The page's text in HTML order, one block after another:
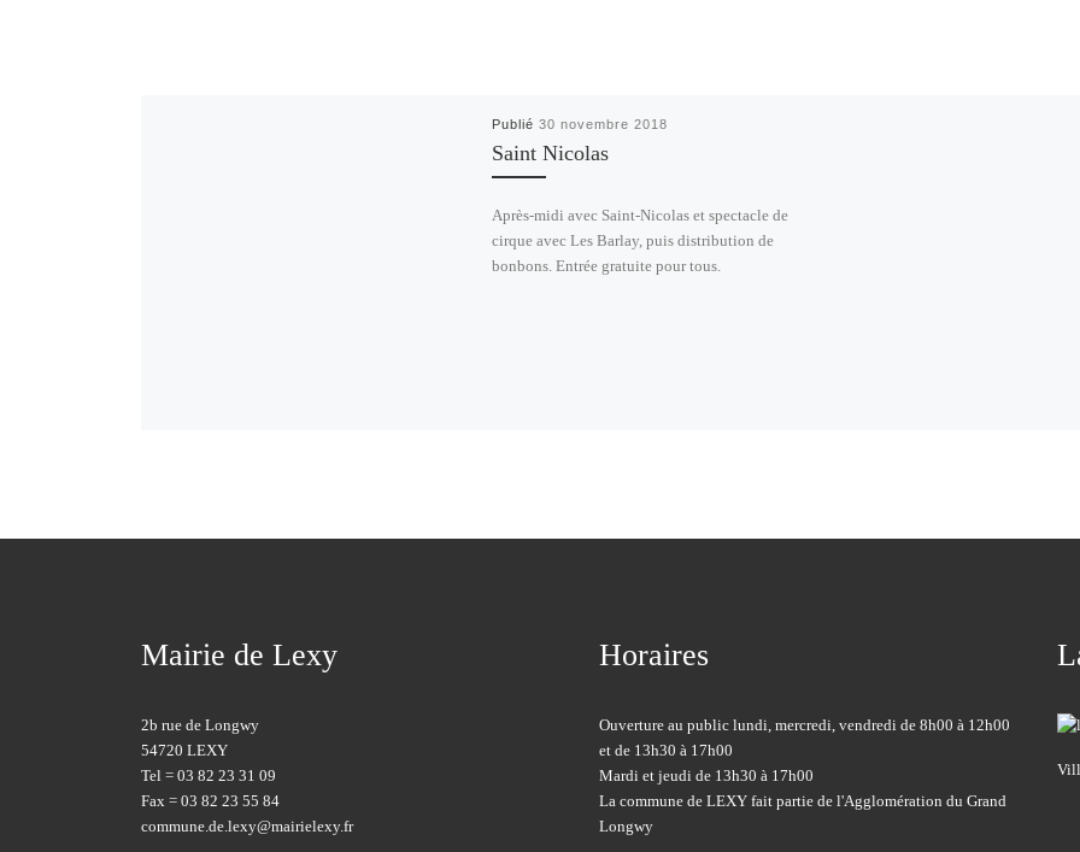
Publié 30 novembre 2018
Saint Nicolas
Après-midi avec Saint-Nicolas et spectacle de
cirque avec Les Barlay, puis distribution de
bonbons. Entrée gratuite pour tous.
Mairie de Lexy
2b rue de Longwy
54720 LEXY
Tel = 03 82 23 31 09
Fax = 03 82 23 55 84
commune.de.lexy@mairielexy.fr
Horaires
Ouverture au public lundi, mercredi, vendredi de 8h00 à 12h00
et de 13h30 à 17h00
Mardi et jeudi de 13h30 à 17h00
La commune de LEXY fait partie de l'Agglomération du Grand
Longwy